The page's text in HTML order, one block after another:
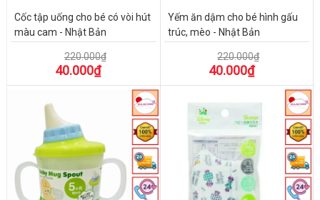
Cốc tập uống cho bé có vòi hút
màu cam - Nhật Bản
220.000₫
40.000₫
Yếm ăn dậm cho bé hình gấu
trúc, mèo - Nhật Bản
220.000₫
40.000₫